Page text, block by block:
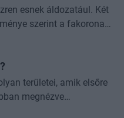
esnek áldozatául. Két
szerint a fakorona
területei, amik elsőre
megnézve